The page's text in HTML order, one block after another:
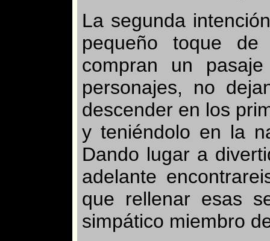
La segunda
pequeño toque
compran un
personajes, no
descender en los
y teniéndolo en la
Dando lugar a
adelante
que rellenar esas
simpático miembro